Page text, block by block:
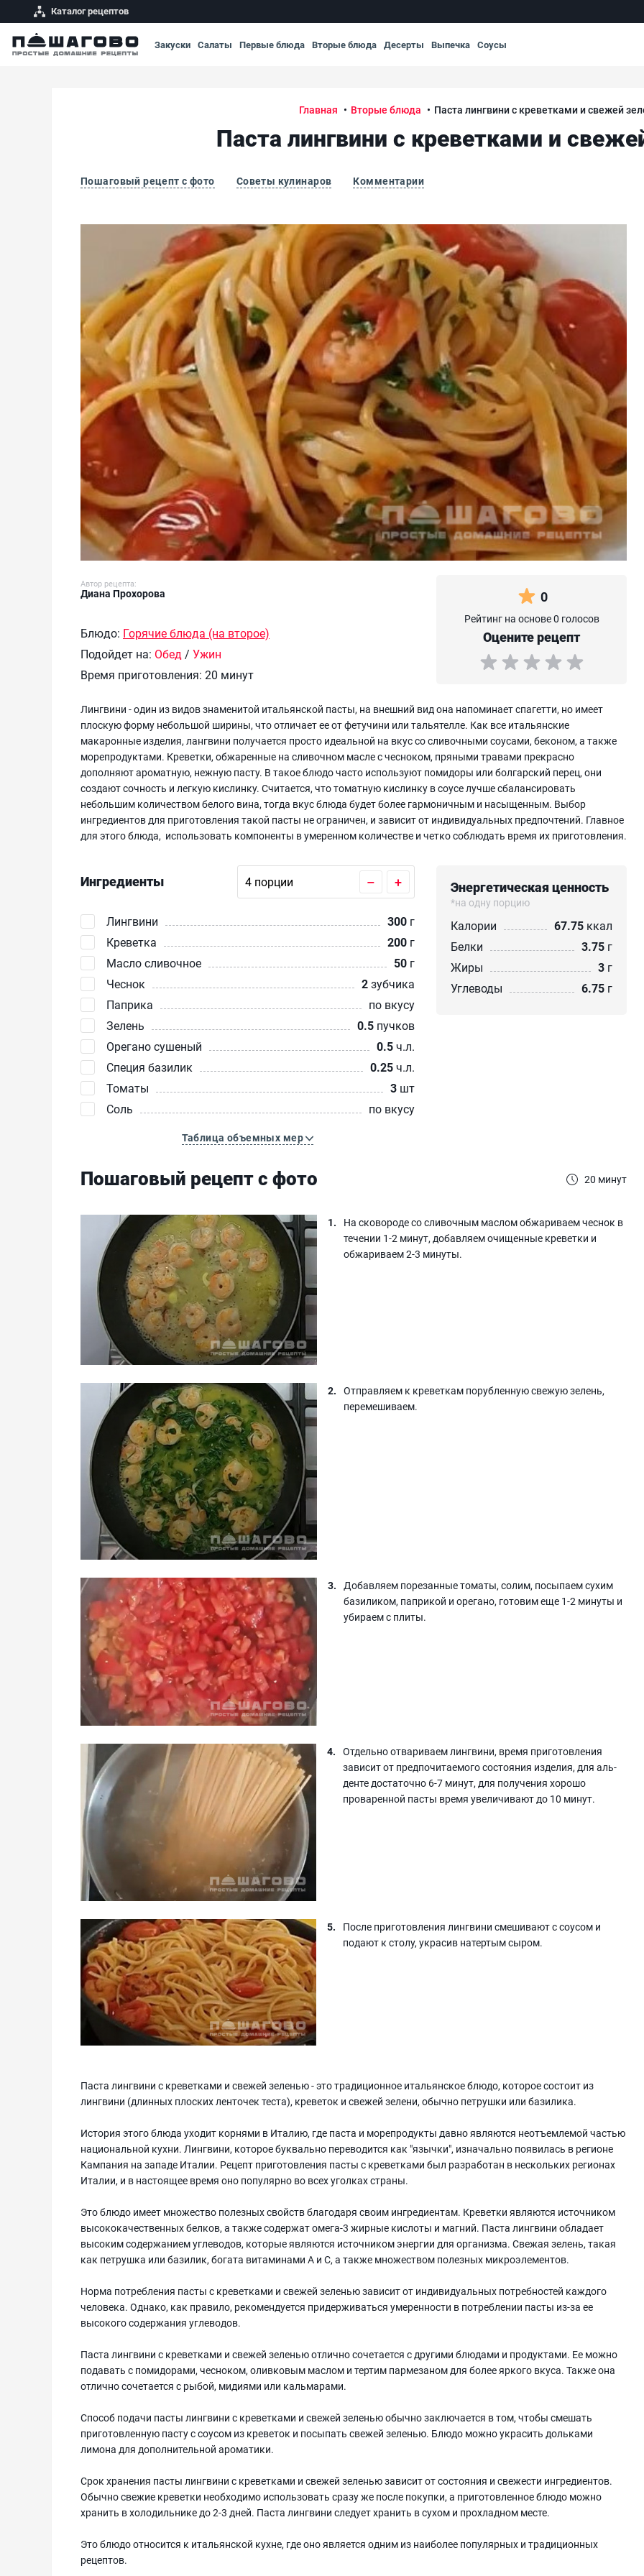
Каталог рецептов
Закуски Салаты Первые блюда Вторые блюда Десерты Выпечка Соусы
Главная Вторые блюда Паста лингвини с креветками и свежей
Паста лингвини с креветками и
Пошаговый рецепт с фото Советы кулинаров Комментарии
Паста лингвини с креветками и свежей зеленью
Автор рецепта:
Диана Прохорова
Блюдо: Горячие блюда (на второе)
Подойдет на: Обед / Ужин
Время приготовления: 20 минут
0
Рейтинг на основе 0 голосов
Оцените рецепт
Лингвини - один из видов знаменитой итальянской пасты, на внешний вид она напоминает спагетти, но имеет
плоскую форму небольшой ширины, что отличает ее от фетучини или тальятелле. Как все итальянские
макаронные изделия, лангвини получается просто идеальной на вкус со сливочными соусами, беконом, а также
морепродуктами. Креветки, обжаренные на сливочном масле с чесноком, пряными травами прекрасно
дополняют ароматную, нежную пасту. В такое блюдо часто используют помидоры или болгарский перец, они
создают сочность и легкую кислинку. Считается, что томатную кислинку в соусе лучше сбалансировать
небольшим количеством белого вина, тогда вкус блюда будет более гармоничным и насыщенным. Выбор
ингредиентов для приготовления такой пасты не ограничен, и зависит от индивидуальных предпочтений. Главное
для этого блюда, использовать компоненты в умеренном количестве и четко соблюдать время их приготовления.
Ингредиенты – +
Лингвини 300 г
Креветка
200 г
Масло сливочное
50 г
Чеснок
2зубчика
Паприка
по вкусу
Зелень
0.5 пучков
Орегано сушеный
0.5ч.л.
Специя базилик
0.25ч.л.
Томаты
3 шт
Соль
по вкусу
Таблица объемных мер
Энергетическая ценность
*на одну порцию
Калории 67.75 ккал
Белки
3.75 г
Жиры
3 г
Углеводы
6.75 г
Пошаговый рецепт с фото 20 минут
На сковороде со сливочным маслом обжариваем чеснок в
течении 1-2 минут, добавляем очищенные креветки и
обжариваем 2-3 минуты.
Отправляем к креветкам порубленную свежую зелень,
перемешиваем.
Добавляем порезанные томаты, солим, посыпаем сухим
базиликом, паприкой и орегано, готовим еще 1-2 минуты и
убираем с плиты.
Отдельно отвариваем лингвини, время приготовления
зависит от предпочитаемого состояния изделия, для аль-
денте достаточно 6-7 минут, для получения хорошо
проваренной пасты время увеличивают до 10 минут.
После приготовления лингвини смешивают с соусом и
подают к столу, украсив натертым сыром.
Паста лингвини с креветками и свежей зеленью - это традиционное итальянское блюдо, которое состоит из
лингвини (длинных плоских ленточек теста), креветок и свежей зелени, обычно петрушки или базилика.
История этого блюда уходит корнями в Италию, где паста и морепродукты давно являются неотъемлемой частью
национальной кухни. Лингвини, которое буквально переводится как "язычки", изначально появилась в регионе
Кампания на западе Италии. Рецепт приготовления пасты с креветками был разработан в нескольких регионах
Италии, и в настоящее время оно популярно во всех уголках страны.
Это блюдо имеет множество полезных свойств благодаря своим ингредиентам. Креветки являются источником
высококачественных белков, а также содержат омега-3 жирные кислоты и магний. Паста лингвини обладает
высоким содержанием углеводов, которые являются источником энергии для организма. Свежая зелень, такая
как петрушка или базилик, богата витаминами А и С, а также множеством полезных микроэлементов.
Норма потребления пасты с креветками и свежей зеленью зависит от индивидуальных потребностей каждого
человека. Однако, как правило, рекомендуется придерживаться умеренности в потреблении пасты из-за ее
высокого содержания углеводов.
Паста лингвини с креветками и свежей зеленью отлично сочетается с другими блюдами и продуктами. Ее можно
подавать с помидорами, чесноком, оливковым маслом и тертим пармезаном для более яркого вкуса. Также она
отлично сочетается с рыбой, мидиями или кальмарами.
Способ подачи пасты лингвини с креветками и свежей зеленью обычно заключается в том, чтобы смешать
приготовленную пасту с соусом из креветок и посыпать свежей зеленью. Блюдо можно украсить дольками
лимона для дополнительной ароматики.
Срок хранения пасты лингвини с креветками и свежей зеленью зависит от состояния и свежести ингредиентов.
Обычно свежие креветки необходимо использовать сразу же после покупки, а приготовленное блюдо можно
хранить в холодильнике до 2-3 дней. Паста лингвини следует хранить в сухом и прохладном месте.
Это блюдо относится к итальянской кухне, где оно является одним из наиболее популярных и традиционных
рецептов.